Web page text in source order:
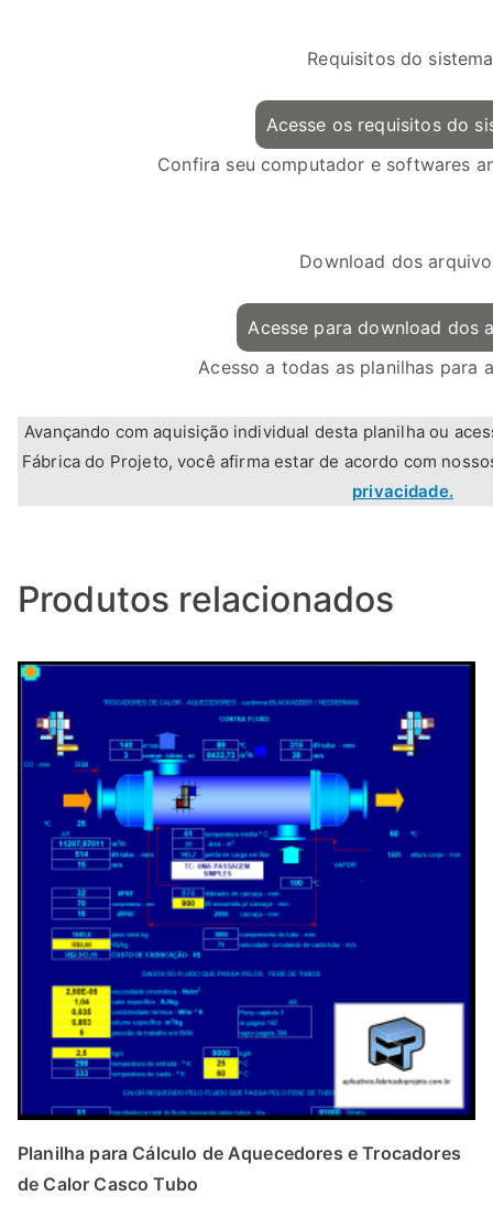
Requisitos do
Acesse os requisitos do
Confira seu computador e softwares
Download dos
Acesse para download dos
Acesso a todas as planilhas para
Avançando com aquisição individual desta planilha ou
Fábrica do Projeto, você afirma estar de acordo com
privacidade.
Produtos relacionados
Planilha para Cálculo de Aquecedores e Trocadores
de Calor Casco Tubo